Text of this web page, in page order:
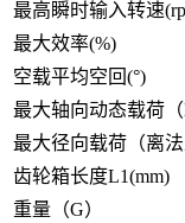
最高瞬时输入转速
最大效率(%)
空载平均空回(°)
最大轴向动态载荷（
最大径向载荷（离
齿轮箱长度L1(mm)
重量（G）